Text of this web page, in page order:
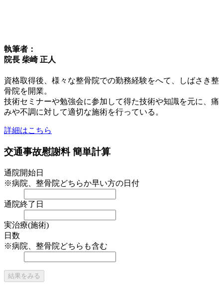
執筆者：
院長 柴崎 正人
資格取得後、様々な整骨院での勤務経験をへて、しばさき整
骨院を開業。
技術セミナーや勉強会に参加して得た技術や知識を元に、痛
みや不調に対して適切な施術を行っている。
詳細はこちら
交通事故慰謝料 簡単計算
通院開始日
※病院、整骨院どちらか早い方の日付
通院終了日
実治療(施術)
日数
※病院、整骨院どちらも含む
結果をみる